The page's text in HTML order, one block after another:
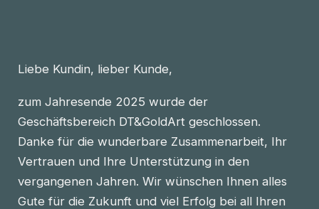
Liebe Kundin, lieber Kunde,
zum Jahresende 2025 wurde der
Geschäftsbereich DT&GoldArt geschlossen.
Danke für die wunderbare Zusammenarbeit, Ihr
Vertrauen und Ihre Unterstützung in den
vergangenen Jahren. Wir wünschen Ihnen alles
Gute für die Zukunft und viel Erfolg bei all Ihren